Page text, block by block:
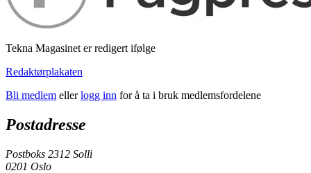
Tekna Magasinet er redigert ifølge
Redaktørplakaten
Bli medlem ellerlogg inn for å ta i bruk medlemsfordelene
Postadresse
Postboks 2312 Solli
0201 Oslo